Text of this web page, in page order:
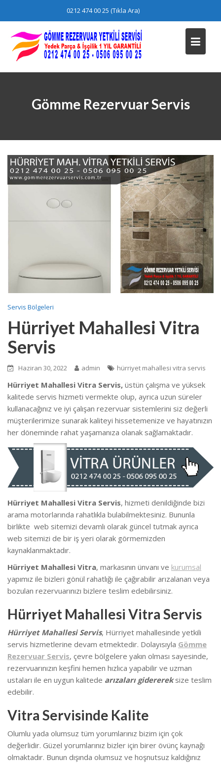
content
0212 474 00 25 (Tıkla Ara)
Gömme Rezervuar Servis
Servis Bölgeleri
Hürriyet Mahallesi Vitra
Servis
Haziran 30, 2022 admin hürriyet mahallesi vitra servis
Hürriyet Mahallesi Vitra Servis, üstün çalışma ve yüksek
kalitede servis hizmeti vermekte olup, ayrıca uzun süreler
kullanacağınız ve iyi çalışan rezervuar sistemlerini siz değerli
müşterilerimize sunarak kaliteyi hissetemenize ve hayatınızın
her döneminde rahat yaşamanıza olanak sağlamaktadır.
Hürriyet Mahallesi Vitra Servis, hizmeti denildiğinde bizi
arama motorlarında rahatlıkla bulabilmektesiniz. Bununla
birlikte web sitemizi devamlı olarak güncel tutmak ayrıca
web sitemizi de bir iş yeri olarak görmemizden
kaynaklanmaktadır.
Hürriyet Mahallesi Vitra, markasının ünvanı ve kurumsal
yapımız ile bizleri gönül rahatlığı ile çağırabilir arızalanan veya
bozulan rezervuarınızı bizlere teslim edebilirsiniz.
Hürriyet Mahallesi Vitra Servis
Hürriyet Mahallesi Servis, Hürriyet mahallesinde yetkili
servis hizmetlerine devam etmektedir. Dolayısıyla Gömme
Rezervuar Servis, çevre bölgelere yakın olması sayesinde,
rezervuarınızın keşfini hemen hızlıca yapabilir ve uzman
ustaları ile en uygun kalitede arızaları giderereksize teslim
edebilir.
Vitra Servisinde Kalite
Olumlu yada olumsuz tüm yorumlarınız bizim için çok
değerlidir. Güzel yorumlarınız bizler için birer övünç kaynağı
olmaktadır. Bunun dışında olumsuz ve hoşnutsuz kaldığınız